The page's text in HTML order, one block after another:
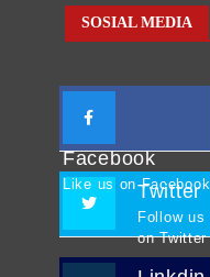
SOSIAL MEDIA
Facebook
Like us on Facebook
Twitter
Follow us
on Twitter